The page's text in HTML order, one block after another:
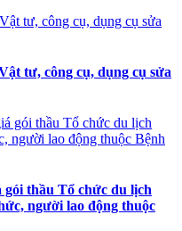
tư, công cụ, dụng cụ sửa
gói thầu Tổ chức du lịch
người lao động thuộc